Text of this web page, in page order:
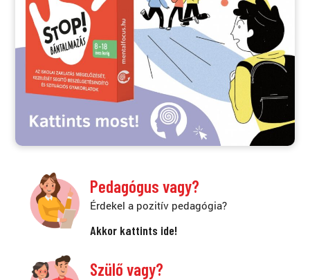
Pedagógus vagy?
Érdekel a pozitív pedagógia?
Akkor kattints ide!
Szülő vagy?